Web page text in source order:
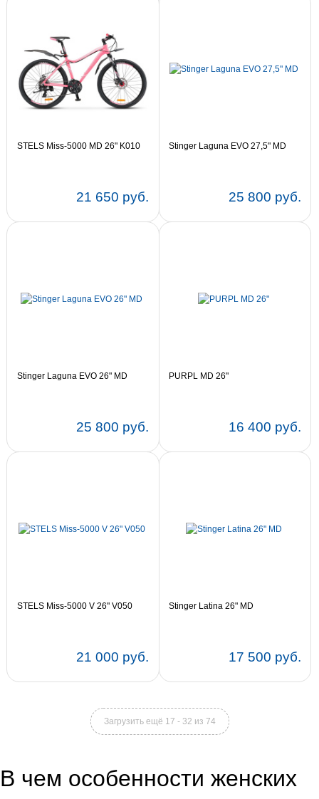
STELS Miss-5000 MD 26" K010
21 650 руб.
Stinger Laguna EVO 27,5" MD
25 800 руб.
Stinger Laguna EVO 26" MD
25 800 руб.
PURPL MD 26"
16 400 руб.
STELS Miss-5000 V 26" V050
21 000 руб.
Stinger Latina 26" MD
17 500 руб.
Загрузить ещё 17 - 32 из 74
В чем особенности женских